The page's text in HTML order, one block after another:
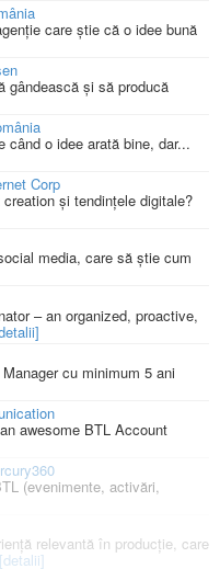
care știe că o idee bună
gândească și să producă
când o idee arată bine, dar...
Corp
și tendințele digitale?
media, care să știe cum
– an organized, proactive,
cu minimum 5 ani
awesome BTL Account
(evenimente, activări,
relevantă în producție, care
[detalii]